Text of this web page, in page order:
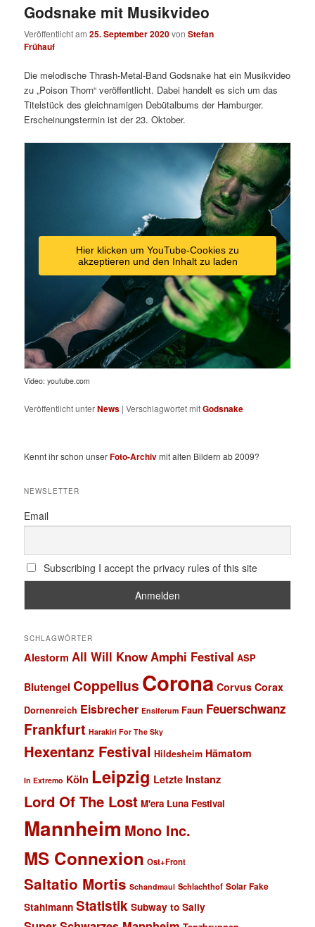
Godsnake mit Musikvideo
Veröffentlicht am25. September 2020vonStefan
Frühauf
Die melodische Thrash-Metal-Band Godsnake hat ein Musikvideo
zu „Poison Thorn“ veröffentlicht. Dabei handelt es sich um das
Titelstück des gleichnamigen Debütalbums der Hamburger.
Erscheinungstermin ist der 23. Oktober.
Hier klicken um YouTube-Cookies zu
akzeptieren und den Inhalt zu laden
Video: youtube.com
Veröffentlicht unterNews |Verschlagwortet mitGodsnake
Kennt ihr schon unserFoto-Archivmit alten Bildern ab 2009?
NEWSLETTER
Email
Subscribing I accept the privacy rules of this site
SCHLAGWÖRTER
Alestorm All Will KnowAmphi Festival ASP
Blutengel Coppelius Corona Corvus Corax
Dornenreich Eisbrecher Ensiferum Faun Feuerschwanz
Frankfurt Harakiri For The Sky
Hexentanz Festival Hildesheim Hämatom
In Extremo Köln Leipzig Letzte Instanz
Lord Of The Lost M'era Luna Festival
Mannheim Mono Inc.
MS Connexion Ost+Front
Saltatio Mortis Schandmaul Schlachthof Solar Fake
Stahlmann Statistik Subway to Sally